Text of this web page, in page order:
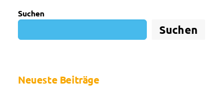
Suchen
Suchen
Neueste Beiträge